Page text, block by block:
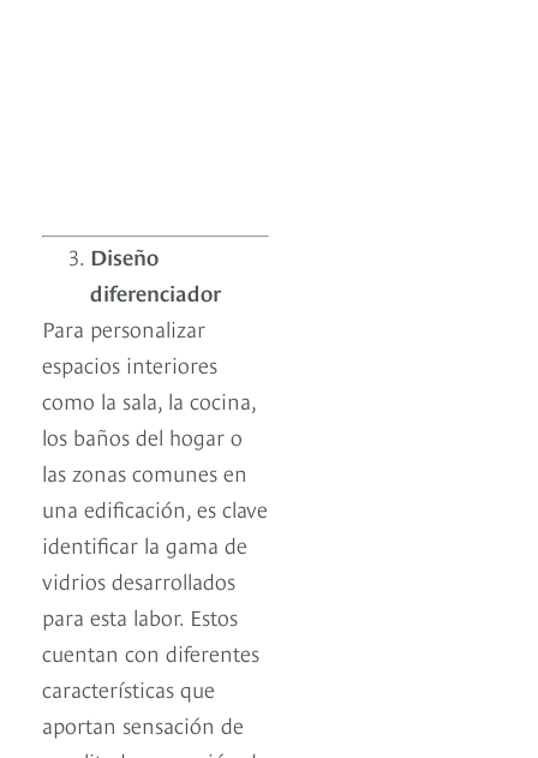
Diseño
diferenciador
Para personalizar
espacios interiores
como la sala, la cocina,
los baños del hogar o
las zonas comunes en
una edificación, es clave
identificar la gama de
vidrios desarrollados
para esta labor. Estos
cuentan con diferentes
características que
aportan sensación de